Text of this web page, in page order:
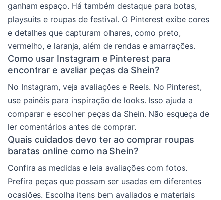
ganham espaço. Há também destaque para botas,
playsuits e roupas de festival. O Pinterest exibe cores
e detalhes que capturam olhares, como preto,
vermelho, e laranja, além de rendas e amarrações.
Como usar Instagram e Pinterest para
encontrar e avaliar peças da Shein?
No Instagram, veja avaliações e Reels. No Pinterest,
use painéis para inspiração de looks. Isso ajuda a
comparar e escolher peças da Shein. Não esqueça de
ler comentários antes de comprar.
Quais cuidados devo ter ao comprar roupas
baratas online como na Shein?
Confira as medidas e leia avaliações com fotos.
Prefira peças que possam ser usadas em diferentes
ocasiões. Escolha itens bem avaliados e materiais